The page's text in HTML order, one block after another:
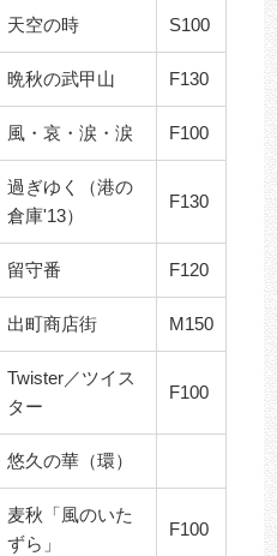
天空の時 S100
晩秋の武甲山 F130
風・哀・涙・涙 F100
過ぎゆく（港の
倉庫'13）
F130
留守番 F120
出町商店街 M150
Twister／ツイス
ター
F100
悠久の華（環）
麦秋「風のいた
ずら」
F100